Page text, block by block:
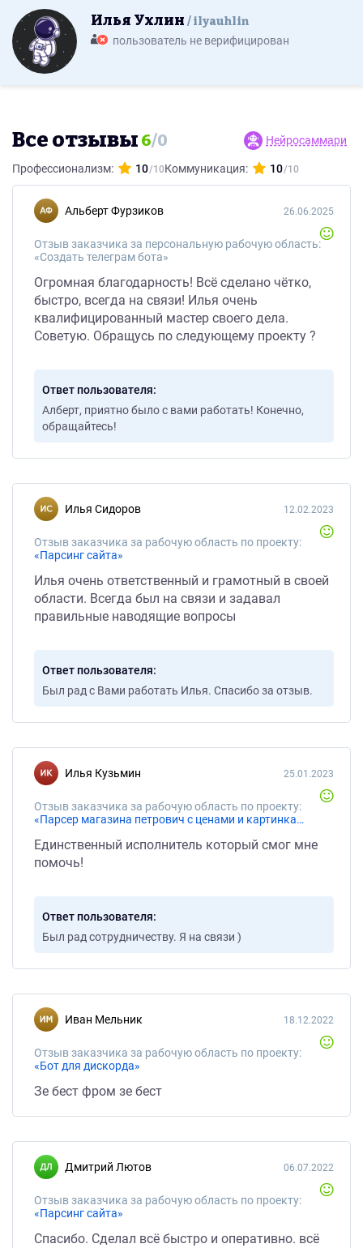
Илья Ухлин ilyauhlin
пользователь не верифицирован
Все отзывы 6/0 Нейросаммари
Профессионализм: 10 Коммуникация: 10
Альберт Фурзиков
Отзыв заказчика за персональную рабочую область:
«Создать телеграм бота»
26.06.2025
Огромная благодарность! Всё сделано чётко,
быстро, всегда на связи! Илья очень
квалифицированный мастер своего дела.
Советую. Обращусь по следующему проекту ?
Ответ пользователя
Алберт, приятно было с вами работать! Конечно,
обращайтесь!
Илья Сидоров
Отзыв заказчика за рабочую область по проекту:
«Парсинг сайта»
12.02.2023
Илья очень ответственный и грамотный в своей
области. Всегда был на связи и задавал
правильные наводящие вопросы
Ответ пользователя
Был рад с Вами работать Илья. Спасибо за отзыв.
Илья Кузьмин
Отзыв заказчика за рабочую область по проекту:
«Парсер магазина петрович с ценами и картинками»
25.01.2023
Единственный исполнитель который смог мне
помочь!
Ответ пользователя
Был рад сотрудничеству. Я на связи )
Иван Мельник
Отзыв заказчика за рабочую область по проекту:
«Бот для дискорда»
18.12.2022
Зе бест фром зе бест
Дмитрий Лютов
Отзыв заказчика за рабочую область по проекту:
«Парсинг сайта»
06.07.2022
Спасибо. Сделал всё быстро и оперативно. всё